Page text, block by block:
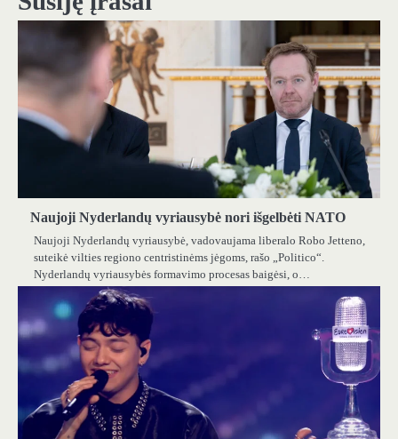
Naujoji Nyderlandų vyriausybė nori išgelbėti NATO
Naujoji Nyderlandų vyriausybė, vadovaujama liberalo Robo Jetteno,
suteikė vilties regiono centristinėms jėgoms, rašo „Politico“.
Nyderlandų vyriausybės formavimo procesas baigėsi, o…